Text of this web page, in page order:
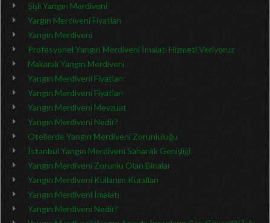
Şişli Yangın Merdiveni
Yargın Merdiveni Fiyatları
Yangın Merdiveni
Profesyonel Yangın Merdiveni İmalatı Hizmeti Veriyoruz
Makaralı Yangın Merdiveni
Yangın Merdiveni Fiyatları
Yangın Merdiveni Fiyatları
Yangın Merdiveni Mevzuat
Yangın Merdiveni Nedir?
Otellerde Yangın Merdiveni Zorunluluğu
İstanbul Yangın Merdiveni Sahanlık Genişliği
Yangın Merdiveni Zorunlu Olan Binalar
Yangın Merdiveni Kullanım Kuralları
Yangın Merdiveni İmalatı
Yangın Merdiveni Nedir?